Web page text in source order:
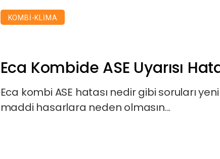
KOMBI-KLIMA
Eca Kombide ASE Uyarısı
Eca kombi ASE hatası nedir gibi soruları
maddi hasarlara neden olmasın...